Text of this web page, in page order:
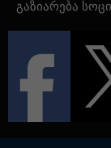
გაზიარება